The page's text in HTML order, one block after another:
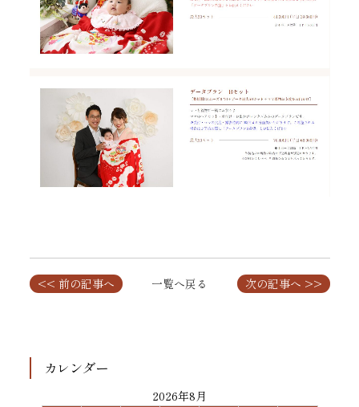
<< 前の記事へ 一覧へ戻る 次の記事へ >>
カレンダー
2026年8月